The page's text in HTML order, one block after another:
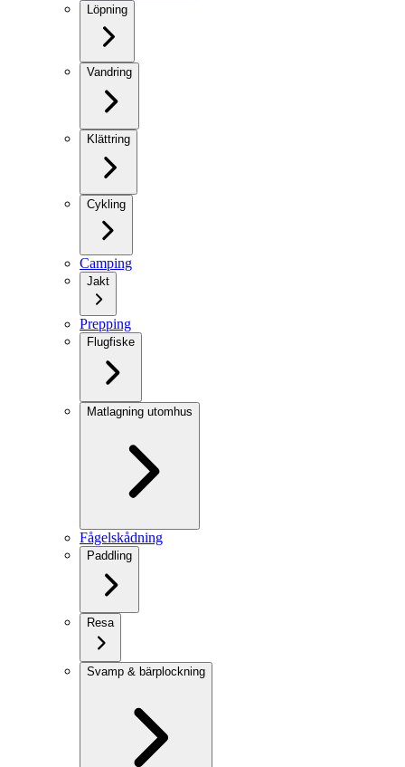
Löpning
Vandring
Klättring
Cykling
Camping
Jakt
Prepping
Flugfiske
Matlagning utomhus
Fågelskådning
Paddling
Resa
Svamp & bärplockning